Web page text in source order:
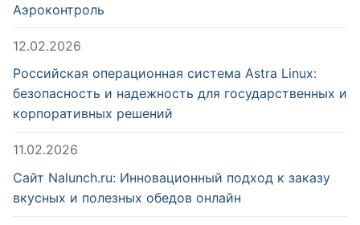
Аэроконтроль
12.02.2026
Российская операционная система Astra Linux:
безопасность и надежность для государственных и
корпоративных решений
11.02.2026
Сайт Nalunch.ru: Инновационный подход к заказу
вкусных и полезных обедов онлайн